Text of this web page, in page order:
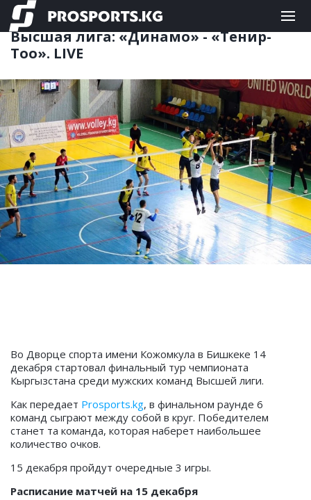
ВОЛЕЙБОЛ 15.12.2020 09:50
Высшая лига: «Динамо» - «Тенир-
Тоо». LIVE
Во Дворце спорта имени Кожомкула в Бишкеке 14
декабря стартовал финальный тур чемпионата
Кыргызстана среди мужских команд Высшей лиги.
Как передает Prosports.kg, в финальном раунде 6
команд сыграют между собой в круг. Победителем
станет та команда, которая наберет наибольшее
количество очков.
15 декабря пройдут очередные 3 игры.
Расписание матчей на 15 декабря